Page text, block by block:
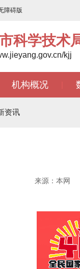
障碍版
科学技术
kjj
机构概况
资讯
来源：本网